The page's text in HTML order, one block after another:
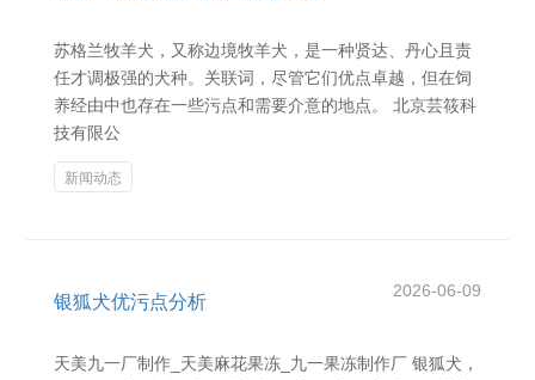
苏格兰牧羊犬，又称边境牧羊犬，是一种贤达、丹心且责
任才调极强的犬种。关联词，尽管它们优点卓越，但在饲
养经由中也存在一些污点和需要介意的地点。 北京芸筱科
技有限公
新闻动态
银狐犬优污点分析
2026-06-09
天美九一厂制作_天美麻花果冻_九一果冻制作厂 银狐犬，